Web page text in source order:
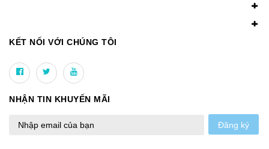
KẾT NỐI VỚI CHÚNG TÔI
NHẬN TIN KHUYẾN MÃI
Đăng ký